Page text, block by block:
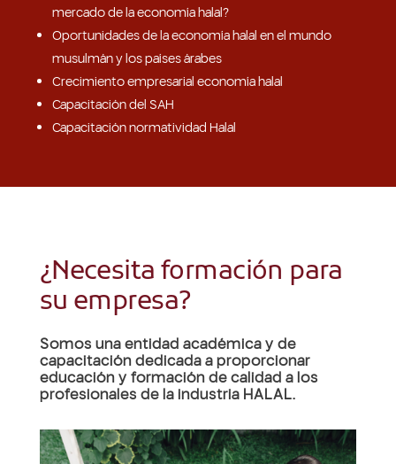
mercado de la economía halal?
Oportunidades de la economía halal en el mundo
musulmán y los países árabes
Crecimiento empresarial economía halal
Capacitación del SAH
Capacitación normatividad Halal
¿Necesita formación para
su empresa?
Somos una entidad académica y de
capacitación dedicada a proporcionar
educación y formación de calidad a los
profesionales de la industria HALAL.